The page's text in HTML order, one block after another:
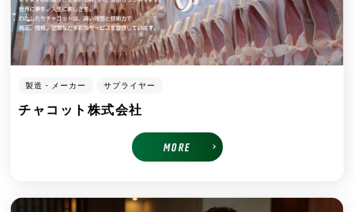
製造・メーカー サプライヤー
チャコット株式会社
MORE